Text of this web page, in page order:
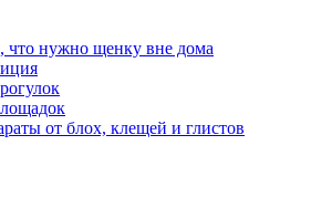
что нужно щенку вне дома
от блох, клещей и глистов